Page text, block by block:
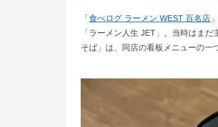
「食べログ ラーメン WEST 百名店
「ラーメン人生 JET」。当時はま
そば」は、同店の看板メニューの一